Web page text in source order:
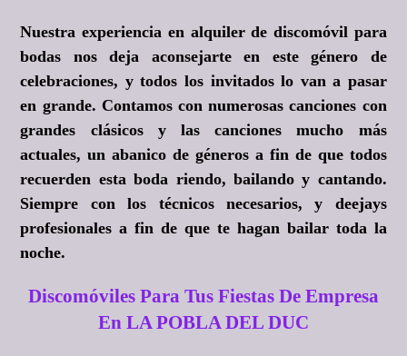
Nuestra experiencia en alquiler de discomóvil para
bodas nos deja aconsejarte en este género de
celebraciones, y todos los invitados lo van a pasar
en grande. Contamos con numerosas canciones con
grandes clásicos y las canciones mucho más
actuales, un abanico de géneros a fin de que todos
recuerden esta boda riendo, bailando y cantando.
Siempre con los técnicos necesarios, y deejays
profesionales a fin de que te hagan bailar toda la
noche.
Discomóviles Para Tus Fiestas De Empresa
En LA POBLA DEL DUC